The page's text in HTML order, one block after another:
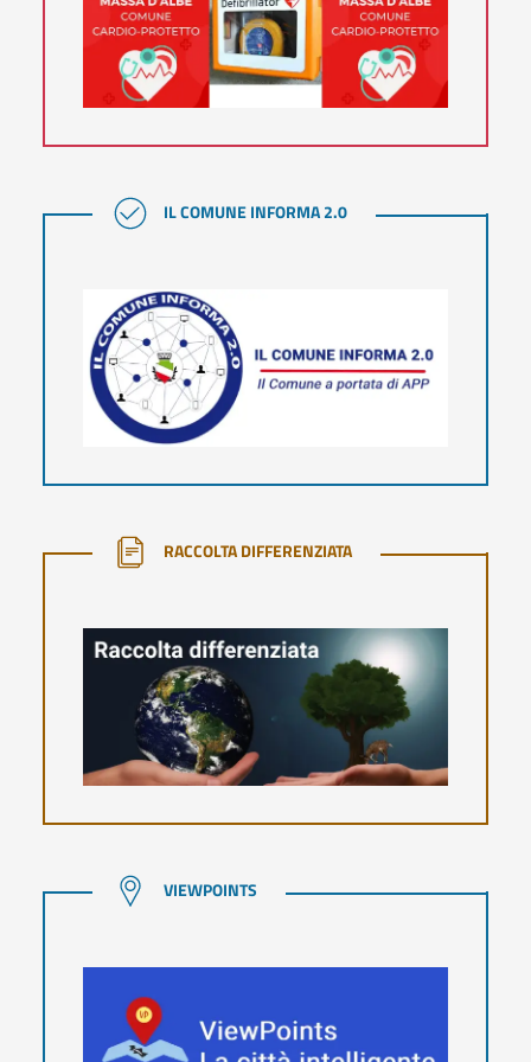
IL COMUNE INFORMA 2.0
IL COMUNE INFORMA 2.0
RACCOLTA DIFFERENZIATA
RACCOLTA DIFFERENZIATA
VIEWPOINTS
VIEWPOINTS